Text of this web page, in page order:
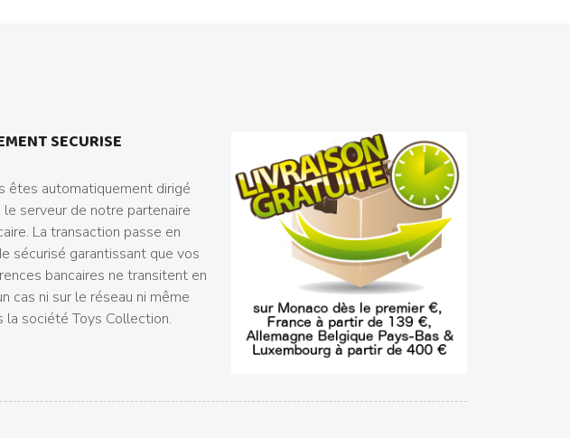
SECURISE
êtes automatiquement dirigé
le serveur de notre partenaire
La transaction passe en
sécurisé garantissant que vos
bancaires ne transitent en
cas ni sur le réseau ni même
la société Toys Collection.